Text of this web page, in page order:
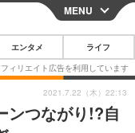
CLOSE
スマートフォン
MENU
エンタメ ライフ
ンつながり!?自
2021.7.22（木）22:13